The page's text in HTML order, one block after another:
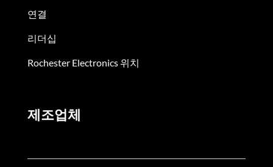
연결
리더십
Rochester Electronics 위치
제조업체